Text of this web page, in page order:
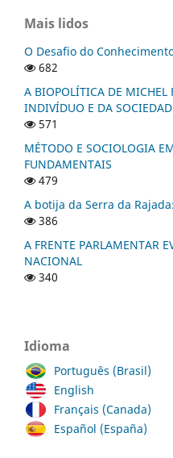
Mais lidos
O Desafio do
682
A BIOPOLÍTICA DE MICHEL
INDIVÍDUO E DA
571
MÉTODO E SOCIOLOGIA
FUNDAMENTAIS
479
A botija da Serra da
386
A FRENTE PARLAMENTAR
NACIONAL
340
Idioma
Português (Brasil)
English
Français (Canada)
Español (España)